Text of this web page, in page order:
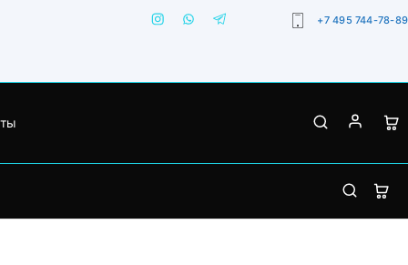
+7 495 744-78-89